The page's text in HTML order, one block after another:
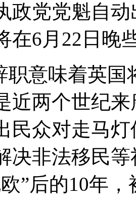
政党党魁自
在6月22日晚
职意味着英国
近两个世纪
民众对走马
决非法移民
”后的10年